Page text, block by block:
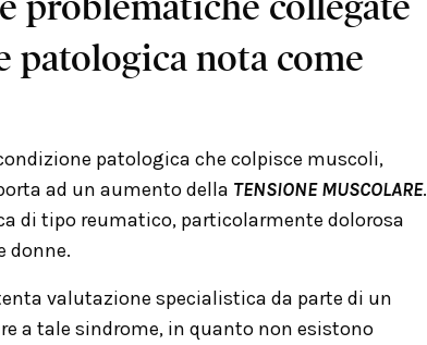
patologica nota come
patologica che colpisce muscoli,
ad un aumento della TENSIONE MUSCOLARE.
di tipo reumatico, particolarmente dolorosa
donne.
valutazione specialistica da parte di un
a tale sindrome, in quanto non esistono